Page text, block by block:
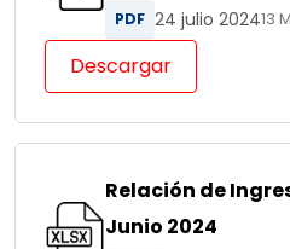
PDF 24 julio 202413
Descargar
Relación de
Junio 2024